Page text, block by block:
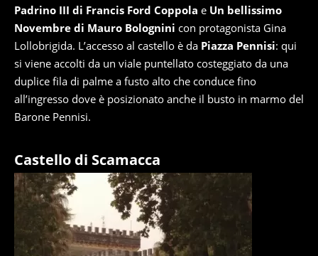
Padrino III di Francis Ford Coppola e Un bellissimo
Novembre di Mauro Bolognini con protagonista Gina
Lollobrigida. L’accesso al castello è da Piazza Pennisi: qui
si viene accolti da un viale puntellato costeggiato da una
duplice fila di palme a fusto alto che conduce fino
all’ingresso dove è posizionato anche il busto in marmo del
Barone Pennisi.
Castello di Scamacca